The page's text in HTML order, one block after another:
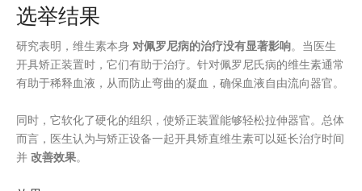
选举结果
研究表明，维生素本身 对佩罗尼病的治疗没有显著影响。当医生
开具矫正装置时，它们有助于治疗。针对佩罗尼氏病的维生素通常
有助于稀释血液，从而防止弯曲的凝血，确保血液自由流向器官。
同时，它软化了硬化的组织，使矫正装置能够轻松拉伸器官。总体
而言，医生认为与矫正设备一起开具矫直维生素可以延长治疗时间
并 改善效果。